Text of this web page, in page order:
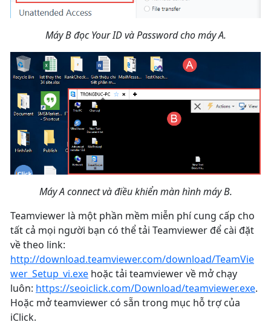
Máy B đọc Your ID và Password cho máy A.
Máy A connect và điều khiển màn hình máy B.
Teamviewer là một phần mềm miễn phí cung cấp cho
tất cả mọi người bạn có thể tải Teamviewer để cài đặt
về theo link:
http://download.teamviewer.com/download/TeamVie
wer_Setup_vi.exe hoặc tải teamviewer về mở chạy
luôn: https://seoiclick.com/Download/teamviewer.exe.
Hoặc mở teamviewer có sẵn trong mục hỗ trợ của
iClick.